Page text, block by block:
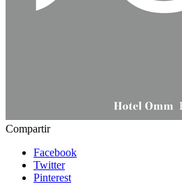
Compartir
Facebook
Twitter
Pinterest